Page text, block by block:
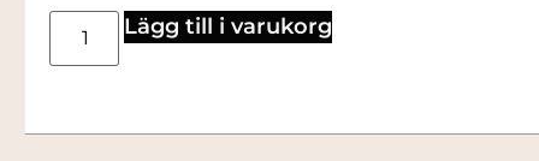
Lägg till i varukorg